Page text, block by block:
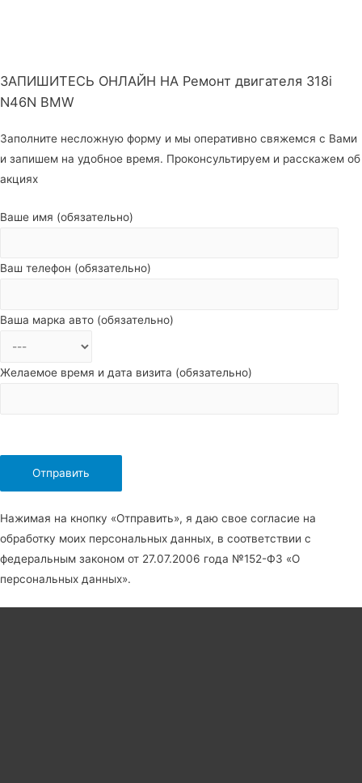
ЗАПИШИТЕСЬ ОНЛАЙН НА Ремонт двигателя 318i
N46N BMW
Заполните несложную форму и мы оперативно свяжемся с Вами
и запишем на удобное время. Проконсультируем и расскажем об
акциях
Ваше имя (обязательно)
Ваш телефон (обязательно)
Ваша марка авто (обязательно)
Желаемое время и дата визита (обязательно)
Нажимая на кнопку «Отправить», я даю свое согласие на
обработку моих персональных данных, в соответствии с
федеральным законом от 27.07.2006 года №152-Ф3 «О
персональных данных».